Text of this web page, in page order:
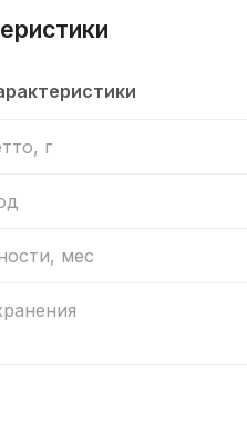
г
мес